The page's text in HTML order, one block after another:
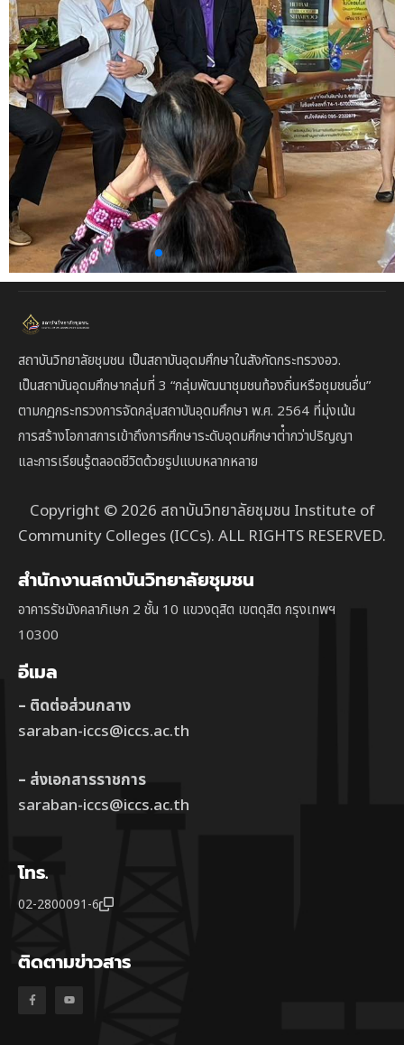
สถาบันวิทยาลัยชุมชน เป็นสถาบันอุดมศึกษาในสังกัดกระทรวงอว.
เป็นสถาบันอุดมศึกษากลุ่มที่ 3 “กลุ่มพัฒนาชุมชนท้องถิ่นหรือชุมชนอื่น”
ตามกฎกระทรวงการจัดกลุ่มสถาบันอุดมศึกษา พ.ศ. 2564 ที่มุ่งเน้น
การสร้างโอกาสการเข้าถึงการศึกษาระดับอุดมศึกษาต่ํากว่าปริญญา
และการเรียนรู้ตลอดชีวิตด้วยรูปแบบหลากหลาย
Copyright © 2026 สถาบันวิทยาลัยชุมชน Institute of
Community Colleges (ICCs). ALL RIGHTS RESERVED.
สำนักงานสถาบันวิทยาลัยชุมชน
อาคารรัชมังคลาภิเษก 2 ชั้น 10 แขวงดุสิต เขตดุสิต กรุงเทพฯ
10300
อีเมล
– ติดต่อส่วนกลาง
saraban-iccs@iccs.ac.th
– ส่งเอกสารราชการ
saraban-iccs@iccs.ac.th
โทร.
02-2800091-6
ติดตามข่าวสาร